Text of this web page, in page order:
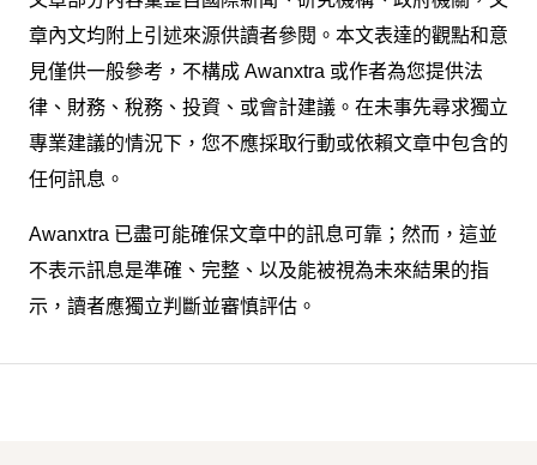
章內文均附上引述來源供讀者參閱。本文表達的觀點和意
見僅供一般參考，不構成 Awanxtra 或作者為您提供法
律、財務、稅務、投資、或會計建議。在未事先尋求獨立
專業建議的情況下，您不應採取行動或依賴文章中包含的
任何訊息。
Awanxtra 已盡可能確保文章中的訊息可靠；然而，這並
不表示訊息是準確、完整、以及能被視為未來結果的指
示，讀者應獨立判斷並審慎評估。